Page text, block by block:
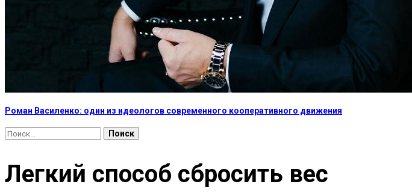
Роман Василенко: один из идеологов современного кооперативного движения
Найти:
Легкий способ сбросить вес